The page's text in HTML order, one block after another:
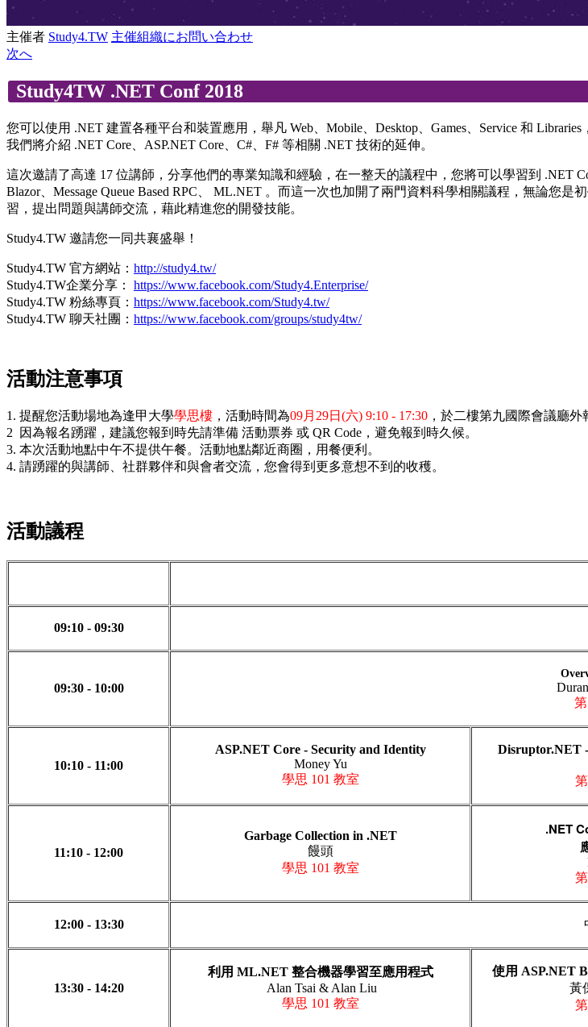
主催者 Study4.TW 主催組織にお問い合わせ
次へ
Study4TW .NET Conf 2018
您可以使用 .NET 建置各種平台和裝置應用，舉凡 Web、Mobile、Desktop、Games、Service 和
我們將介紹 .NET Core、ASP.NET Core、C#、F# 等相關 .NET 技術的延伸。
這次邀請了高達 17 位講師，分享他們的專業知識和經驗，在一整天的議程中，您將可以學習到 .NET
Blazor、Message Queue Based RPC、 ML.NET 。而這一次也加開了兩門資料科學相關議程，無論您
習，提出問題與講師交流，藉此精進您的開發技能。
Study4.TW 邀請您一同共襄盛舉！
Study4.TW 官方網站： http://study4.tw/
Study4.TW企業分享： https://www.facebook.com/Study4.Enterprise/​
Study4.TW 粉絲專頁： https://www.facebook.com/Study4.tw/
Study4.TW 聊天社團： https://www.facebook.com/groups/study4tw/
活動注意事項
1. 提醒您活動場地為逢甲大學學思樓 ，活動時間為09月29日(六) 9:10 - 17:30 ，於二樓第九國際會議廳外
2 因為報名踴躍，建議您報到時先請準備 活動票券 或 QR Code，避免報到時久候。
3. 本次活動地點中午不提供午餐。活動地點鄰近商圈，用餐便利。
4. 請踴躍的與講師、社群夥伴和與會者交流，您會得到更多意想不到的收穫。
活動議程
09:10 - 09:30
09:30 - 10:00
10:10 - 11:00
ASP.NET Core - Security and Identity
Money Yu
學思 101 教室
Disruptor.NET
11:10 - 12:00
Garbage Collection in .NET
饅頭
學思 101 教室
.NET
12:00 - 13:30
13:30 - 14:20
利用 ML.NET 整合機器學習至應用程式
Alan Tsai & Alan Liu
學思 101 教室
使用 ASP.NET
黃